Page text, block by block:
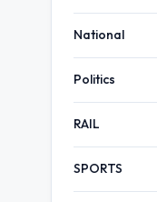
National
Politics
RAIL
SPORTS